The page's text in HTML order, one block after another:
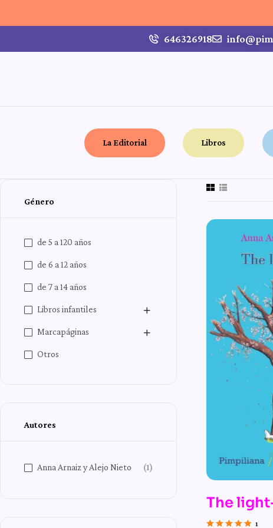
646326918
La Editorial Libros
The
1
Género
de 5 a 120 años
de 6 a 12 años
de 7 a 14 años
Libros infantiles
Marcapáginas
Otros
Autores
Anna Arnaiz y Alejo Nieto (1)